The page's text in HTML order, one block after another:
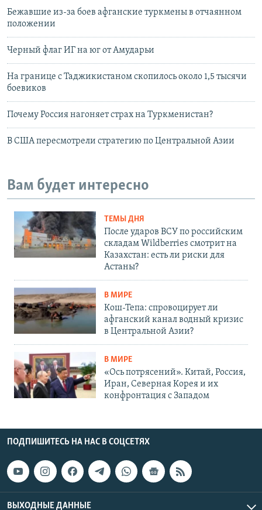
Бежавшие из-за боев афганские туркмены в отчаянном
положении
Черный флаг ИГ на юг от Амударьи
На границе с Таджикистаном скопилось около 1,5 тысячи
боевиков
Почему Россия нагоняет страх на Туркменистан?
В США пересмотрели стратегию по Центральной Азии
Вам будет интересно
ТЕМЫ ДНЯ
После ударов ВСУ по российским
складам Wildberries смотрит на
Казахстан: есть ли риски для
Астаны?
В МИРЕ
Кош-Тепа: спровоцирует ли
афганский канал водный кризис
в Центральной Азии?
В МИРЕ
«Ось потрясений». Китай, Россия,
Иран, Северная Корея и их
конфронтация с Западом
ПОДПИШИТЕСЬ НА НАС В СОЦСЕТЯХ
ВЫХОДНЫЕ ДАННЫЕ